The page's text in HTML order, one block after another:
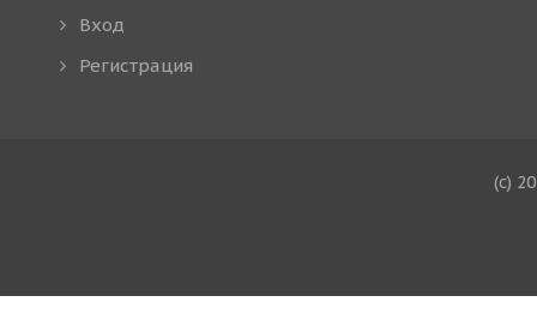
Вход
Регистрация
(c)